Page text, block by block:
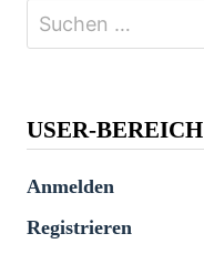
Suchen
nach:
USER-BEREICH
Anmelden
Registrieren